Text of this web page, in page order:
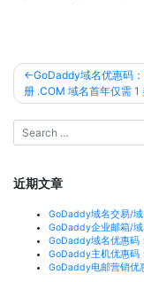
文
章
导
GoDaddy域名优惠码
册 .COM 域名首年仅需 1
近期文章
GoDaddy域名交易/
GoDaddy企业邮箱/
GoDaddy域名优惠码
GoDaddy主机优惠码
GoDaddy电邮营销优